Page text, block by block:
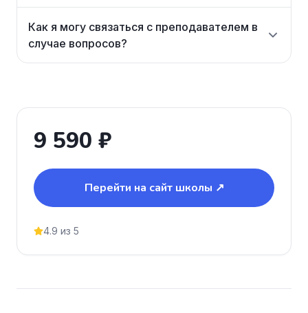
Как я могу связаться с преподавателем в
случае вопросов?
9 590 ₽
Перейти на сайт школы ↗
4.9 из 5